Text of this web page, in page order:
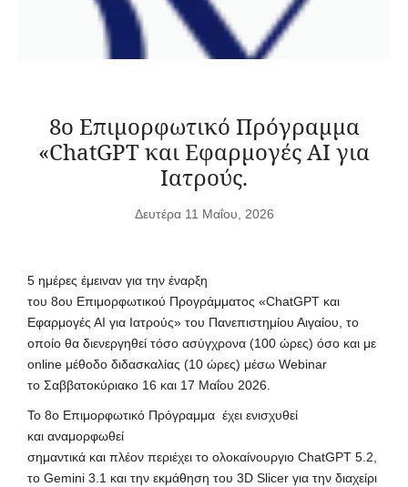
8ο Επιμορφωτικό Πρόγραμμα
«ChatGPT και Εφαρμογές ΑΙ για
Ιατρούς.
Δευτέρα 11 Μαΐου, 2026
5 ημέρες έμειναν για την έναρξη
του 8ου Επιμορφωτικού Προγράμματος «ChatGPT και
Εφαρμογές ΑΙ για Ιατρούς» του Πανεπιστημίου Αιγαίου, το
οποίο θα διενεργηθεί τόσο ασύγχρονα (100 ώρες) όσο και με
online μέθοδο διδασκαλίας (10 ώρες) μέσω Webinar
το Σαββατοκύριακο 16 και 17 Μαΐου 2026.
Το 8ο Επιμορφωτικό Πρόγραμμα έχει ενισχυθεί
και αναμορφωθεί
σημαντικά και πλέον περιέχει το ολοκαίνουργιο ChatGPT 5.2,
το Gemini 3.1 και την εκμάθηση του 3D Slicer για την διαχείρι